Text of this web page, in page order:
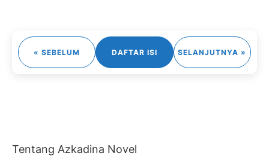
« SEBELUM DAFTAR ISI SELANJUTNYA »
Tentang Azkadina Novel